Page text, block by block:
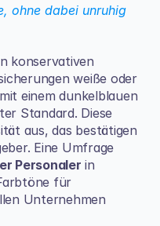
ohne dabei unruhig
konservativen
weiße oder
einem dunkelblauen
Standard. Diese
aus, das bestätigen
Eine Umfrage
Personaler in
für
Unternehmen